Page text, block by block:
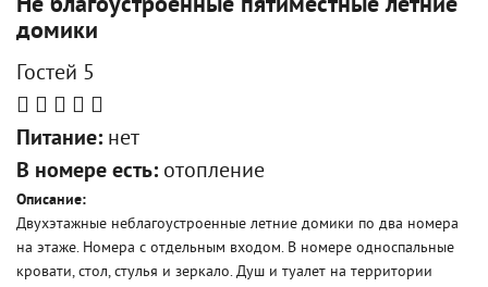
Не благоустроенные пятиместные летние
домики
Гостей 5
Питание: нет
В номере есть: отопление
Описание:
Двухэтажные неблагоустроенные летние домики по два номера
на этаже. Номера с отдельным входом. В номере односпальные
кровати, стол, стулья и зеркало. Душ и туалет на территории